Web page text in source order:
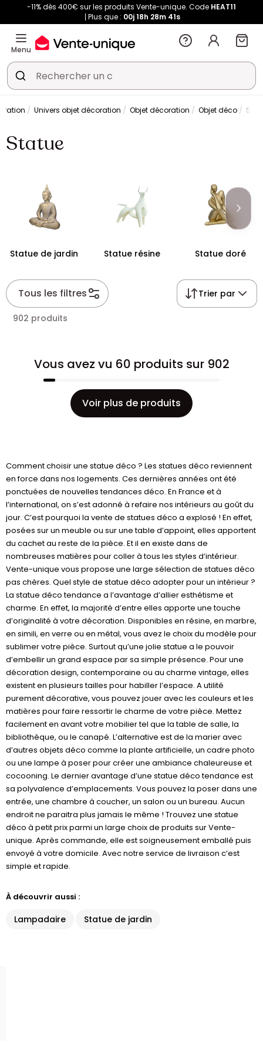
-11% dès 400€ sur les produits Vente-unique. Code HEAT11
Plus que : 00j18h 28m 41s
Menu
Univers objet décoration Objet décoration Objet déco
Statue
Statue de jardin Statue résine Statue doré
Tous les filtres Trier par
902 produits
Vous avez vu 60 produits sur 902
Voir plus de produits
Comment choisir une statue déco ? Les statues déco reviennent
en force dans nos logements. Ces dernières années ont été
ponctuées de nouvelles tendances déco. En France et à
l’international, on s’est adonné à refaire nos intérieurs au goût du
jour. C’est pourquoi la vente de statues déco a explosé ! En effet,
posées sur un meuble ou sur une table d’appoint, elles apportent
du cachet au reste de la pièce. Et il en existe dans de
nombreuses matières pour coller à tous les styles d’intérieur.
Vente-unique vous propose une large sélection de statues déco
pas chères. Quel style de statue déco adopter pour un intérieur ?
La statue déco tendance a l’avantage d’allier esthétisme et
charme. En effet, la majorité d’entre elles apporte une touche
d’originalité à votre décoration. Disponibles en résine, en marbre,
en simili, en verre ou en métal, vous avez le choix du modèle pour
sublimer votre pièce. Surtout qu’une jolie statue a le pouvoir
d’embellir un grand espace par sa simple présence. Pour une
décoration design, contemporaine ou au charme vintage, elles
existent en plusieurs tailles pour habiller l’espace. A utilité
purement décorative, vous pouvez jouer avec les couleurs et les
matières pour faire ressortir le charme de votre pièce. Mettez
facilement en avant votre mobilier tel que la table de salle, la
bibliothèque, ou le canapé. L’alternative est de la marier avec
d’autres objets déco comme la plante artificielle, un cadre photo
ou une lampe à poser pour créer une ambiance chaleureuse et
cocooning. Le dernier avantage d’une statue déco tendance est
sa polyvalence d’emplacements. Vous pouvez la poser dans une
entrée, une chambre à coucher, un salon ou un bureau. Aucun
endroit ne paraitra plus jamais le même ! Trouvez une statue
déco à petit prix parmi un large choix de produits sur Vente-
unique. Après commande, elle est soigneusement emballé puis
envoyé à votre domicile. Avec notre service de livraison c’est
simple et rapide.
À découvrir aussi :
Lampadaire Statue de jardin